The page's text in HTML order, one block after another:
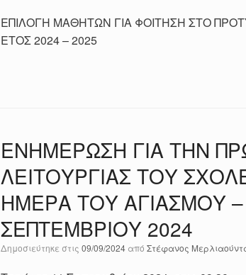
ΕΠΙΛΟΓΗ ΜΑΘΗΤΩΝ ΓΙΑ ΦΟΙΤΗΣΗ ΣΤΟ
ΕΤΟΣ 2024 – 2025
ΕΝΗΜΕΡΩΣΗ ΓΙΑ ΤΗΝ
ΛΕΙΤΟΥΡΓΙΑΣ ΤΟΥ
ΗΜΕΡΑ ΤΟΥ ΑΓΙΑΣΜΟΥ –
ΣΕΠΤΕΜΒΡΙΟΥ 2024
Δημοσιεύτηκε στις09/09/2024 απόΣτέφανος